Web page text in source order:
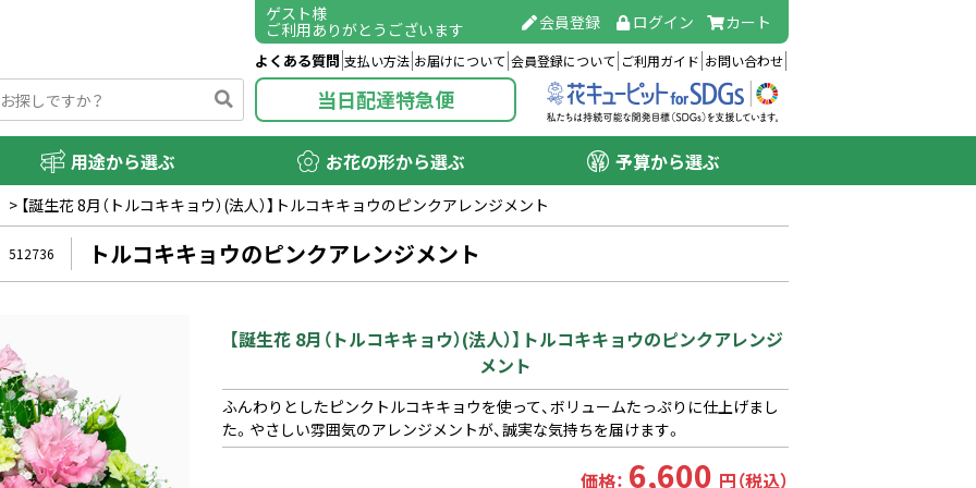
ゲスト様
ご利用ありがとうございます 会員登録 ログイン カート
よくある質問 支払い方法 お届けについて 会員登録について ご利用ガイド お問い合わせ
当日配達特急便
用途から選ぶ お花の形から選ぶ 予算から選ぶ
> 【誕生花 8月（トルコキキョウ）(法人）】トルコキキョウのピンクアレンジメント
512736 トルコキキョウのピンクアレンジメント
【誕生花 8月（トルコキキョウ）(法人）】トルコキキョウのピンクアレンジ
メント
ふんわりとしたピンクトルコキキョウを使って、ボリュームたっぷりに仕上げまし
た。やさしい雰囲気のアレンジメントが、誠実な気持ちを届けます。
価格： 6,600 円（税込）